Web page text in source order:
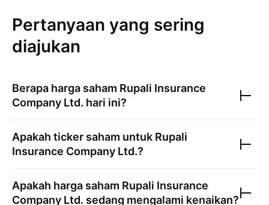
Pertanyaan yang sering
diajukan
Berapa harga saham Rupali Insurance
Company Ltd. hari ini?
Apakah ticker saham untuk Rupali
Insurance Company Ltd.?
Apakah harga saham Rupali Insurance
Company Ltd. sedang mengalami kenaikan?